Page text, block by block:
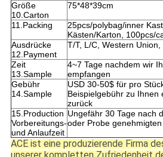
Größe
10.Carton
75*48*39cm
11.Packing
25pcs/polybag/inner
Kästen/Karton, 100pcs/
Ausdrücke
12.Payment
T/T, L/C, Western Union,
Zeit
13.Sample
4~7 Tage nachdem wir
empfangen
Gebühr
14.Sample
USD 30-50$ für pro
Beispielgebühr zu Ihnen
zurück
15.Production
Vorbereitungs-
und Anlaufzeit
Ungefähr 30 Tage nach
oder Probe genehmigten
ACE ist eine produzierende Firma